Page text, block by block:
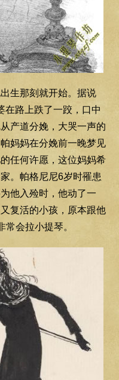
生那刻就开始。据说
在路上跌了一跤，口中
产道分娩，大哭一声的
妈妈在分娩前一晚梦见
任何许愿，这位妈妈希
。帕格尼尼6岁时罹患
他入殓时，他动了一
复活的小孩，原本跟他
会拉小提琴。